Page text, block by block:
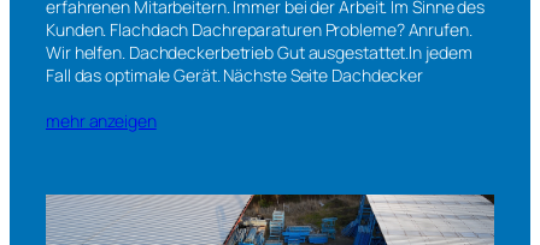
erfahrenen Mitarbeitern. Immer bei der Arbeit. Im Sinne des
Kunden. Flachdach Dachreparaturen Probleme? Anrufen.
Wir helfen. Dachdeckerbetrieb Gut ausgestattet.In jedem
Fall das optimale Gerät. Nächste Seite Dachdecker
mehr anzeigen